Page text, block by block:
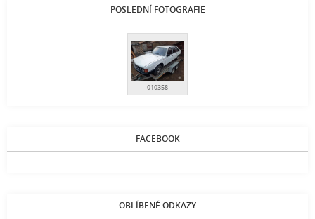
POSLEDNÍ FOTOGRAFIE
010358
FACEBOOK
OBLÍBENÉ ODKAZY